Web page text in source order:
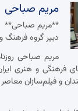
مریم صباحی
**مریم صباحی**
دبیر گروه فرهنگ
مریم صباحی
فرهنگی و هنری
و فیلم‌سازان